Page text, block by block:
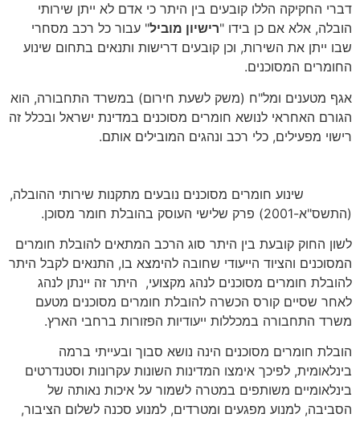
דברי החקיקה הללו קובעים בין היתר כי אדם לא ייתן שירותי
הובלה, אלא אם כן בידו "רישיון מוביל" עבור כל רכב מסחרי
שבו ייתן את השירות, וכן קובעים דרישות ותנאים בתחום שינוע
החומרים המסוכנים.
אגף מטענים ומל"ח (משק לשעת חירום) במשרד התחבורה, הוא
הגורם האחראי לנושא חומרים מסוכנים במדינת ישראל ובכלל זה
רישוי מפעילים, כלי רכב ונהגים המובילים אותם.
שינוע חומרים מסוכנים נובעים מתקנות שירותי ההובלה,
(התשס"א-2001) פרק שלישי העוסק בהובלת חומר מסוכן.
לשון החוק קובעת בין היתר סוג הרכב המתאים להובלת חומרים
המסוכנים והציוד הייעודי שחובה להימצא בו, התנאים לקבל היתר
להובלת חומרים מסוכנים לנהג מקצועי, היתר זה יינתן לנהג
לאחר שסיים קורס הכשרה להובלת חומרים מסוכנים מטעם
משרד התחבורה במכללות ייעודיות הפזורות ברחבי הארץ.
הובלת חומרים מסוכנים הינה נושא סבוך ובעייתי ברמה
בינלאומית, לפיכך אימצו המדינות השונות עקרונות וסטנדרטים
בינלאומיים משותפים במטרה לשמור על איכות נאותה של
הסביבה, למנוע מפגעים ומטרדים, למנוע סכנה לשלום הציבור,